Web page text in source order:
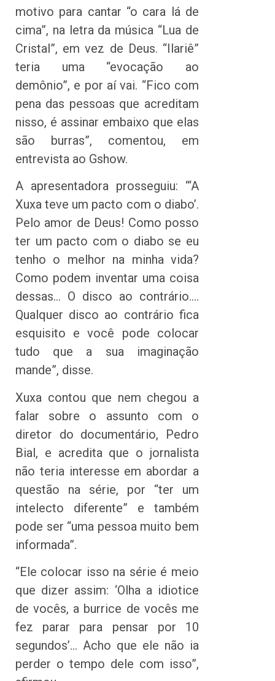
motivo para cantar “o cara lá de
cima”, na letra da música “Lua de
Cristal”, em vez de Deus. “Ilariê”
teria uma “evocação ao
demônio”, e por aí vai. “Fico com
pena das pessoas que acreditam
nisso, é assinar embaixo que elas
são burras”, comentou, em
entrevista ao Gshow.
A apresentadora prosseguiu: “‘A
Xuxa teve um pacto com o diabo’.
Pelo amor de Deus! Como posso
ter um pacto com o diabo se eu
tenho o melhor na minha vida?
Como podem inventar uma coisa
dessas… O disco ao contrário….
Qualquer disco ao contrário fica
esquisito e você pode colocar
tudo que a sua imaginação
mande”, disse.
Xuxa contou que nem chegou a
falar sobre o assunto com o
diretor do documentário, Pedro
Bial, e acredita que o jornalista
não teria interesse em abordar a
questão na série, por “ter um
intelecto diferente” e também
pode ser “uma pessoa muito bem
informada”.
“Ele colocar isso na série é meio
que dizer assim: ‘Olha a idiotice
de vocês, a burrice de vocês me
fez parar para pensar por 10
segundos’… Acho que ele não ia
perder o tempo dele com isso”,